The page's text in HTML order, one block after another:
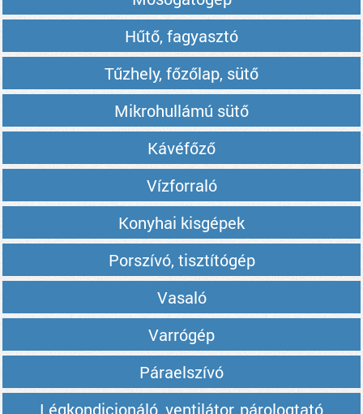
Hűtő, fagyasztó
Tűzhely, főzőlap, sütő
Mikrohullámú sütő
Kávéfőző
Vízforraló
Konyhai kisgépek
Porszívó, tisztítógép
Vasaló
Varrógép
Páraelszívó
Légkondicionáló, ventilátor, párologtató